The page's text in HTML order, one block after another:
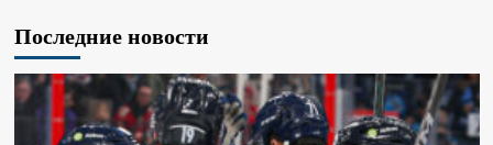
Последние новости